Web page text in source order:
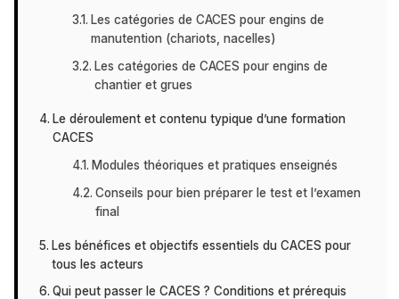
Les catégories de CACES pour engins de
manutention (chariots, nacelles)
Les catégories de CACES pour engins de
chantier et grues
Le déroulement et contenu typique d’une formation
CACES
Modules théoriques et pratiques enseignés
Conseils pour bien préparer le test et l’examen
final
Les bénéfices et objectifs essentiels du CACES pour
tous les acteurs
Qui peut passer le CACES ? Conditions et prérequis